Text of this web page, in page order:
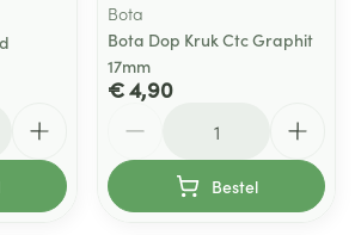
Bota
Bota Dop Kruk Ctc Graphit
17mm
€ 4,90
Bestel